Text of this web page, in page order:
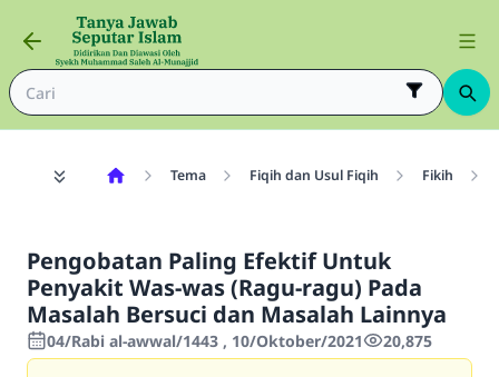
Tema Fiqih dan Usul Fiqih Fikih
Pengobatan Paling Efektif Untuk
Penyakit Was-was (Ragu-ragu) Pada
Masalah Bersuci dan Masalah Lainnya
04/Rabi al-awwal/1443 , 10/Oktober/2021 20,875